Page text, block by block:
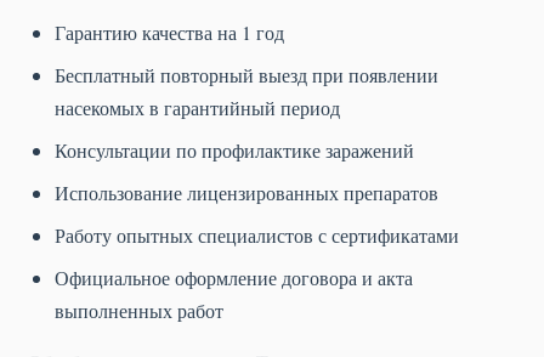
Гарантию качества на 1 год
Бесплатный повторный выезд при появлении
насекомых в гарантийный период
Консультации по профилактике заражений
Использование лицензированных препаратов
Работу опытных специалистов с сертификатами
Официальное оформление договора и акта
выполненных работ